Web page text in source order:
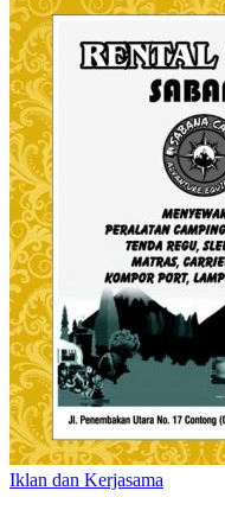
Iklan dan Kerjasama